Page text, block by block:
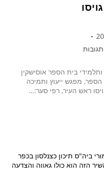
תגובות
בית הספר אוסישקין
מפגש ייעוץ ותמיכה
ראש העיר, רפי סער:…